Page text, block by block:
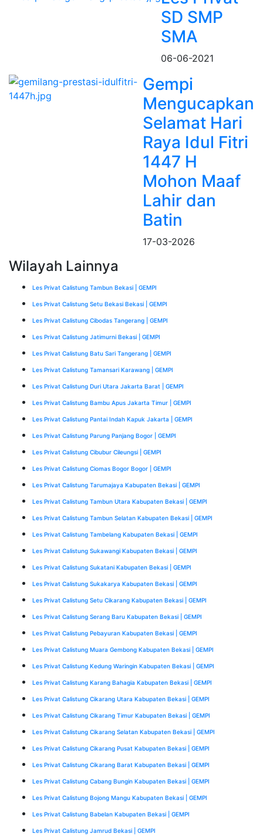
SD SMP
SMA
06-06-2021
Gempi
Mengucapkan
Selamat Hari
Raya Idul Fitri
1447 H
Mohon Maaf
Lahir dan
Batin
17-03-2026
Wilayah Lainnya
Les Privat Calistung Tambun Bekasi | GEMPI
Les Privat Calistung Setu Bekasi Bekasi | GEMPI
Les Privat Calistung Cibodas Tangerang | GEMPI
Les Privat Calistung Jatimurni Bekasi | GEMPI
Les Privat Calistung Batu Sari Tangerang | GEMPI
Les Privat Calistung Tamansari Karawang | GEMPI
Les Privat Calistung Duri Utara Jakarta Barat | GEMPI
Les Privat Calistung Bambu Apus Jakarta Timur | GEMPI
Les Privat Calistung Pantai Indah Kapuk Jakarta | GEMPI
Les Privat Calistung Parung Panjang Bogor | GEMPI
Les Privat Calistung Cibubur Cileungsi | GEMPI
Les Privat Calistung Ciomas Bogor Bogor | GEMPI
Les Privat Calistung Tarumajaya Kabupaten Bekasi | GEMPI
Les Privat Calistung Tambun Utara Kabupaten Bekasi | GEMPI
Les Privat Calistung Tambun Selatan Kabupaten Bekasi | GEMPI
Les Privat Calistung Tambelang Kabupaten Bekasi | GEMPI
Les Privat Calistung Sukawangi Kabupaten Bekasi | GEMPI
Les Privat Calistung Sukatani Kabupaten Bekasi | GEMPI
Les Privat Calistung Sukakarya Kabupaten Bekasi | GEMPI
Les Privat Calistung Setu Cikarang Kabupaten Bekasi | GEMPI
Les Privat Calistung Serang Baru Kabupaten Bekasi | GEMPI
Les Privat Calistung Pebayuran Kabupaten Bekasi | GEMPI
Les Privat Calistung Muara Gembong Kabupaten Bekasi | GEMPI
Les Privat Calistung Kedung Waringin Kabupaten Bekasi | GEMPI
Les Privat Calistung Karang Bahagia Kabupaten Bekasi | GEMPI
Les Privat Calistung Cikarang Utara Kabupaten Bekasi | GEMPI
Les Privat Calistung Cikarang Timur Kabupaten Bekasi | GEMPI
Les Privat Calistung Cikarang Selatan Kabupaten Bekasi | GEMPI
Les Privat Calistung Cikarang Pusat Kabupaten Bekasi | GEMPI
Les Privat Calistung Cikarang Barat Kabupaten Bekasi | GEMPI
Les Privat Calistung Cabang Bungin Kabupaten Bekasi | GEMPI
Les Privat Calistung Bojong Mangu Kabupaten Bekasi | GEMPI
Les Privat Calistung Babelan Kabupaten Bekasi | GEMPI
Les Privat Calistung Jamrud Bekasi | GEMPI